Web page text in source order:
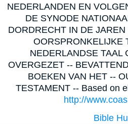
NEDERLANDEN EN
DE SYNODE
DORDRECHT IN DE
OORSPRONKELIJKE
NEDERLANDSE TAAL
OVERGEZET --
BOEKEN VAN HET --
TESTAMENT -- Based on
http://
Bible